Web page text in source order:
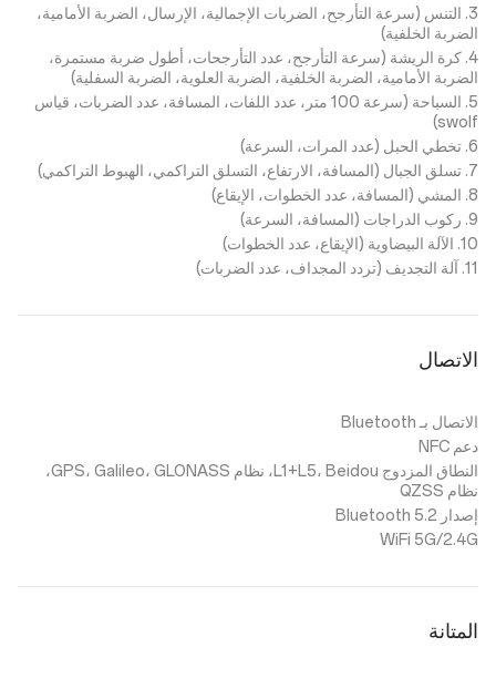
3. التنس (سرعة التأرجح، الضربات الإجمالية، الإرسال، الضربة الأمامية،
الضربة الخلفية)
4. كرة الريشة (سرعة التأرجح، عدد التأرجحات، أطول ضربة مستمرة،
الضربة الأمامية، الضربة الخلفية، الضربة العلوية، الضربة السفلية)
5. السباحة (سرعة 100 متر، عدد اللفات، المسافة، عدد الضربات، قياس
swolf)
6. تخطي الحبل (عدد المرات، السرعة)
7. تسلق الجبال (المسافة، الارتفاع، التسلق التراكمي، الهبوط التراكمي)
8. المشي (المسافة، عدد الخطوات، الإيقاع)
9. ركوب الدراجات (المسافة، السرعة)
10. الآلة البيضاوية (الإيقاع، عدد الخطوات)
11. آلة التجديف (تردد المجداف، عدد الضربات)
الاتصال‏‎
الاتصال بـ Bluetooth
دعم NFC
النطاق المزدوج L1+L5، Beidou، نظام GPS، Galileo، GLONASS،
نظام QZSS
إصدار Bluetooth 5.2
WiFi 5G/2.4G
المتانة